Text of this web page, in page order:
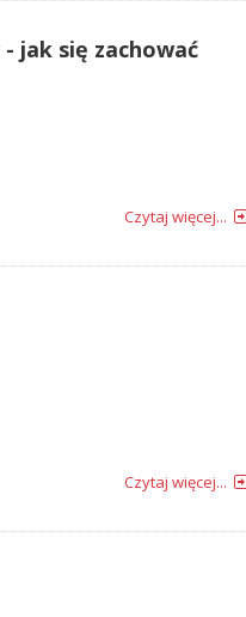
jak się zachować
Czytaj więcej...
Czytaj więcej...